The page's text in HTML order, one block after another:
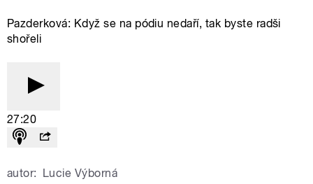
Pazderková: Když se na pódiu nedaří, tak byste radši
shořeli
27:20
autor: Lucie Výborná